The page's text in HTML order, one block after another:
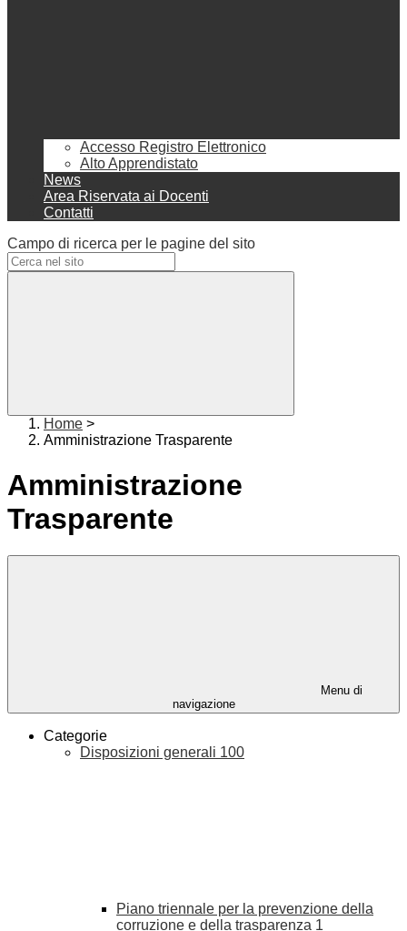
Accesso Registro Elettronico
Alto Apprendistato
News
Area Riservata ai Docenti
Contatti
Campo di ricerca per le pagine del sito
Home >
Amministrazione Trasparente
Amministrazione
Trasparente
Menu di
navigazione
Categorie
Disposizioni generali 100
Piano triennale per la prevenzione della
corruzione e della trasparenza 1